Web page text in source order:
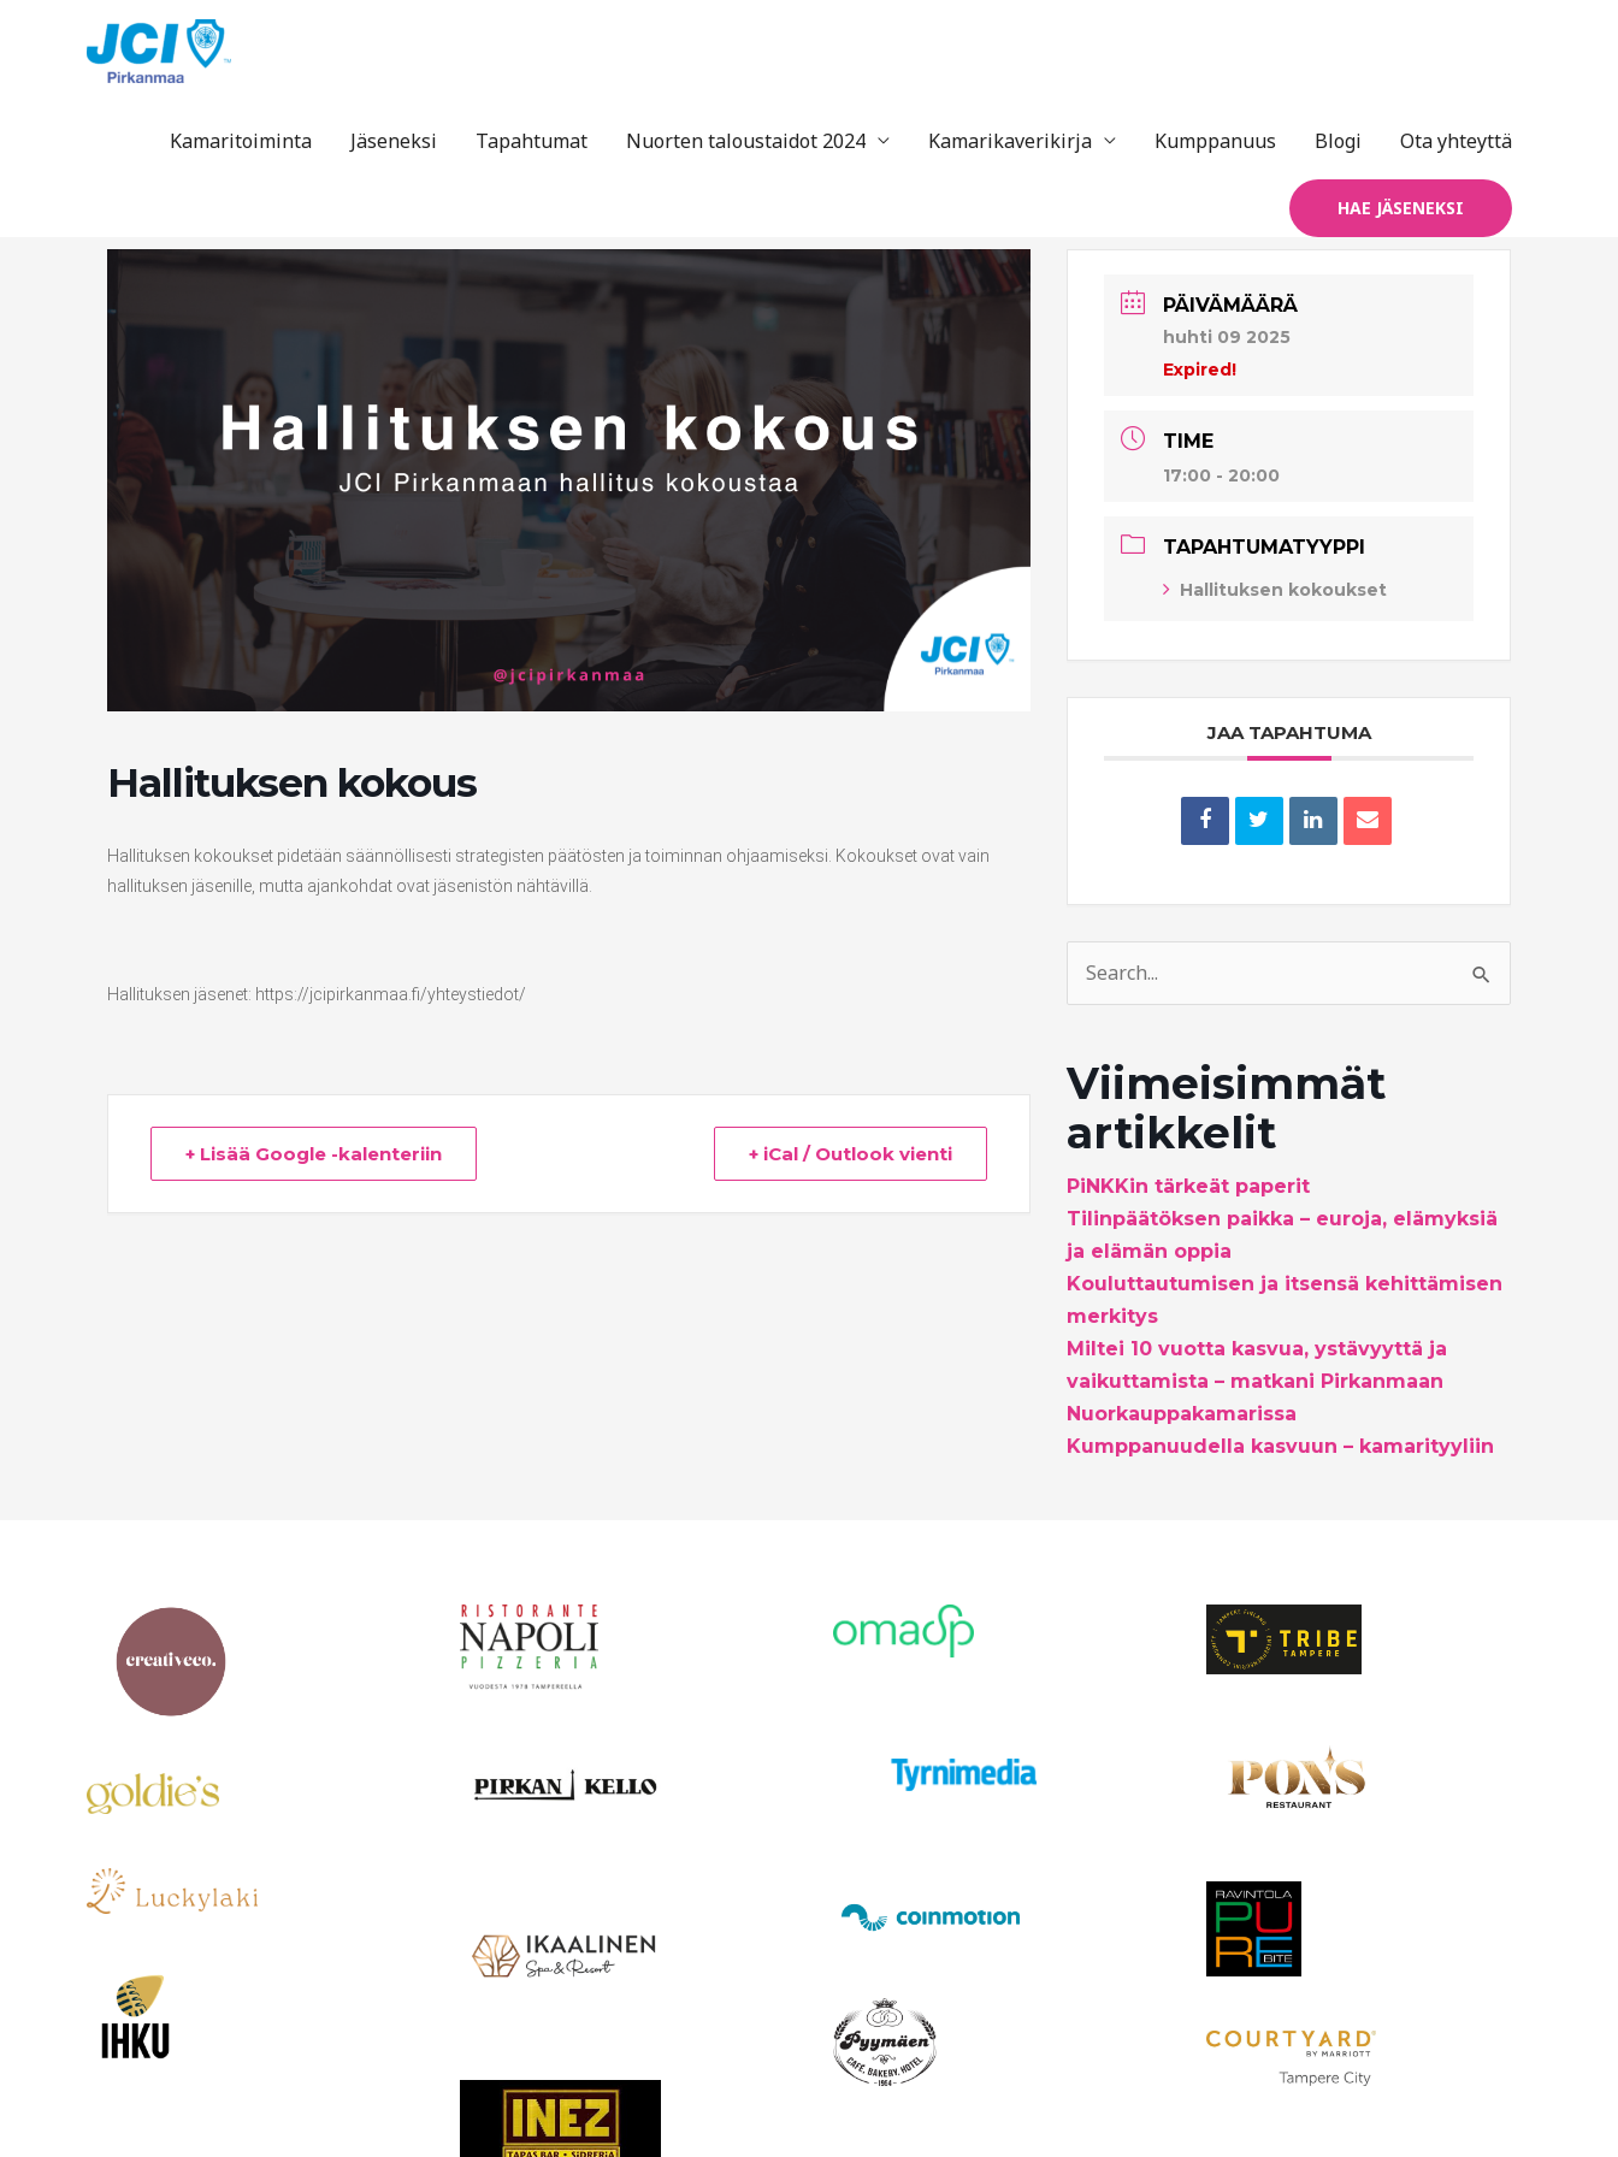
Kamaritoiminta Jäseneksi Tapahtumat Nuorten taloustaidot 2024 Kamarikaverikirja Kumppanuus Blogi Ota yhteyttä
HAE JÄSENEKSI
Hallituksen kokous
Hallituksen kokoukset pidetään säännöllisesti strategisten päätösten ja toiminnan ohjaamiseksi. Kokoukset ovat vain
hallituksen jäsenille, mutta ajankohdat ovat jäsenistön nähtävillä.
Hallituksen jäsenet: https://jcipirkanmaa.fi/yhteystiedot/
+ Lisää Google -kalenteriin + iCal / Outlook vienti
PÄIVÄMÄÄRÄ
huhti 09 2025
Expired!
TIME
17:00 - 20:00
TAPAHTUMATYYPPI
Hallituksen kokoukset
JAA TAPAHTUMA
Search
for:
Viimeisimmät
artikkelit
PiNKKin tärkeät paperit
Tilinpäätöksen paikka – euroja, elämyksiä
ja elämän oppia
Kouluttautumisen ja itsensä kehittämisen
merkitys
Miltei 10 vuotta kasvua, ystävyyttä ja
vaikuttamista – matkani Pirkanmaan
Nuorkauppakamarissa
Kumppanuudella kasvuun – kamarityyliin